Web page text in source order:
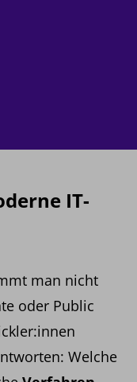
IT-
man nicht
oder Public
Welche